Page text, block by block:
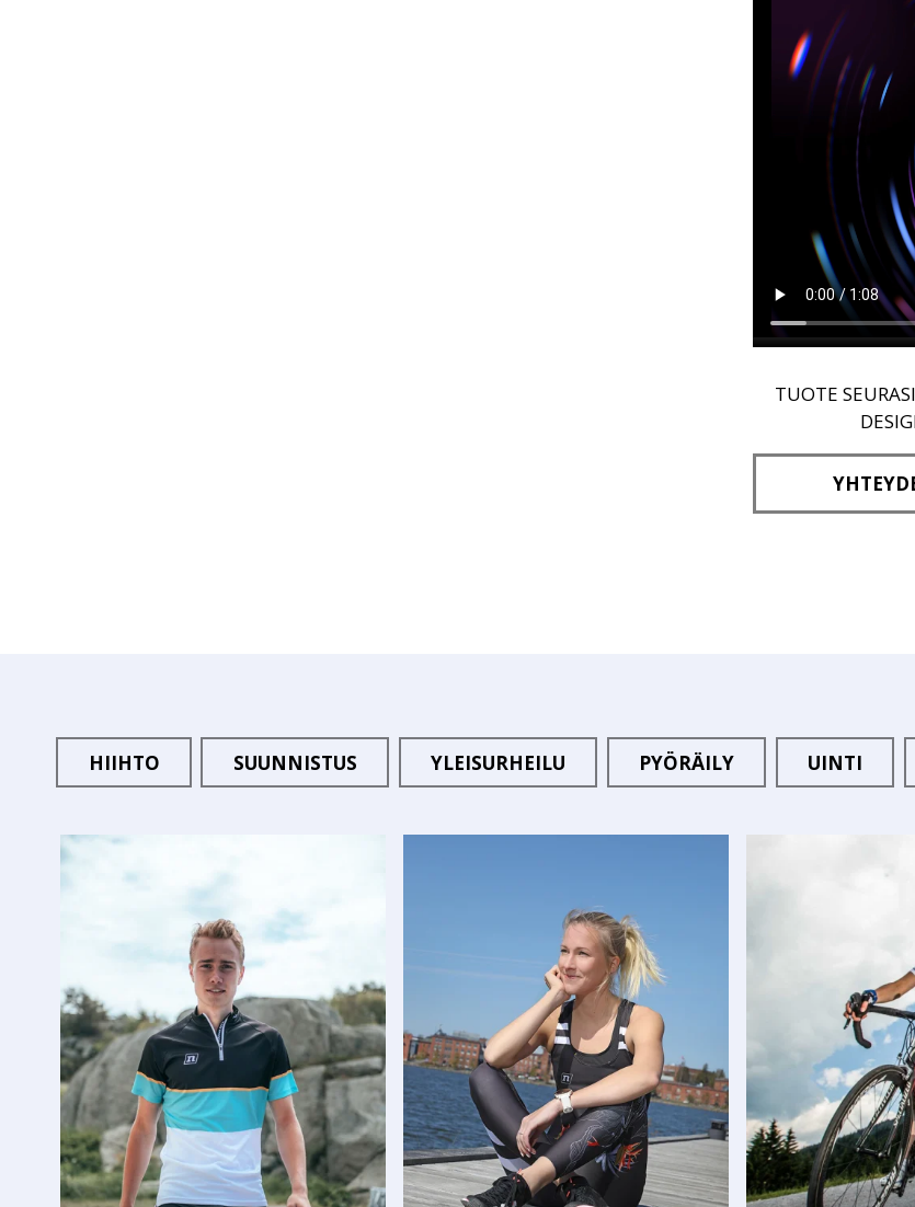
TUOTE
HIIHTO SUUNNISTUS YLEISURHEILU PYÖRÄILY UINTI